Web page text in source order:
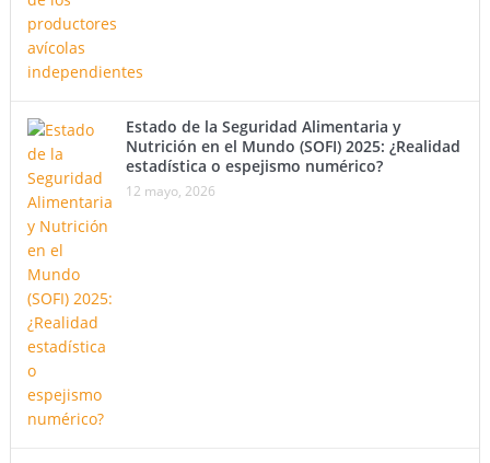
Estado de la Seguridad Alimentaria y
Nutrición en el Mundo (SOFI) 2025: ¿Realidad
estadística o espejismo numérico?
12 mayo, 2026